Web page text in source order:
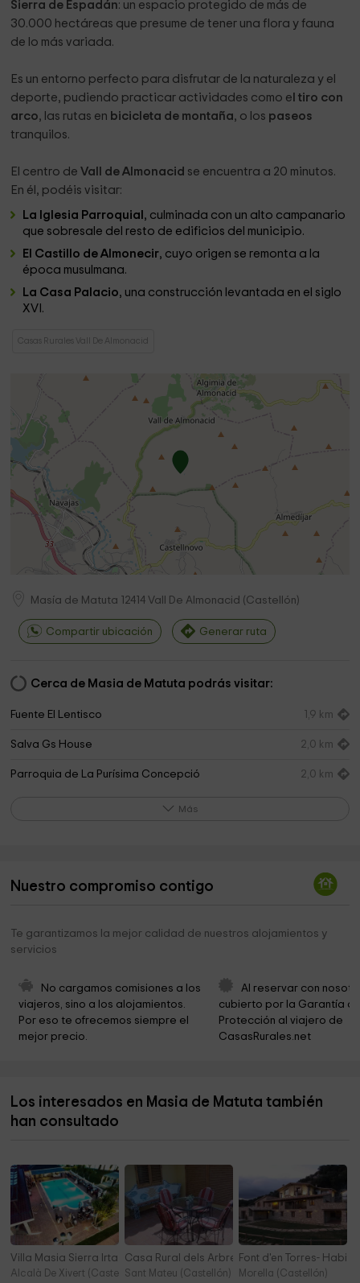
Sierra de Espadán: un espacio protegido de más de
30.000 hectáreas que presume de tener una flora y fauna
de lo más variada.
Es un entorno perfecto para disfrutar de la naturaleza y el
deporte, pudiendo practicar actividades como e l tiro con
arco, las rutas en bicicleta de montaña, o los paseos
tranquilos.
El centro de Vall de Almonacid se encuentra a 20 minutos.
En él, podéis visitar:
La Iglesia Parroquial , culminada con un alto campanario
que sobresale del resto de edificios del municipio.
El Castillo de Almonecir, cuyo origen se remonta a la
época musulmana.
La Casa Palacio, una construcción levantada en el siglo
XVI.
Casas Rurales Vall De Almonacid
Masía de Matuta 12414 Vall De Almonacid (Castellón)
Compartir ubicación Generar ruta
Cerca de Masia de Matuta podrás visitar:
Fuente El Lentisco 1,9 km
Salva Gs House 2,0 km
Parroquia de La Purísima Concepció 2,0 km
Ayuntamiento Vall de Almonacid
La Solana 2,1 km
Ermita de San Antonio Abad
Parroquia De Los Santos Reyes
Castillo de Castellnovo
Iglesia De Peñalba 3,0 km
Ermita de la Cueva Santa 3,3 km
Más
Nuestro compromiso contigo
Te garantizamos la mejor calidad de nuestros alojamientos y
servicios
No cargamos comisiones a los
viajeros, sino a los alojamientos.
Por eso te ofrecemos siempre el
mejor precio.
Al reservar con
cubierto por la Garantía
Protección al viajero de
CasasRurales.net
Los interesados en Masia de Matuta también
han consultado
Villa Masia Sierra Irta
Alcalà De Xivert (Castellón)
Casa Rural dels Arbres
Sant Mateu (Castellón)
Font d'en Torres-
Morella (Castellón)